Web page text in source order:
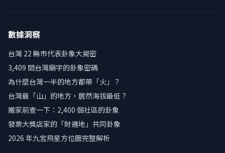
數據洞察
台灣 22 縣市代表卦象大揭密
3,409 間台灣廟宇的卦象密碼
為什麼台灣一半的地方都帶「火」？
台灣最「山」的地方，居然海拔最低？
搬家前查一下：2,400 個社區的卦象
發票大獎店家的「財運地」共同卦象
2026 年九宮飛星方位圖完整解析